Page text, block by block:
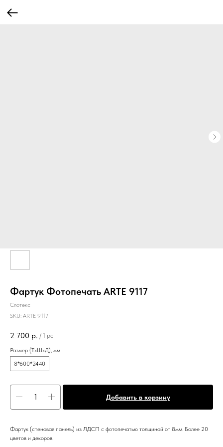
Фартук Фотопечать ARTE 9117
Слотекс
SKU: ARTE 9117
2 700 р. / 1 pc
Размер (ТхШхД), мм
8*600*2440
Добавить в корзину
Фартук (стеновая панель) из ЛДСП с фотопечатью толщиной от 8мм. Более 20
цветов и декоров.